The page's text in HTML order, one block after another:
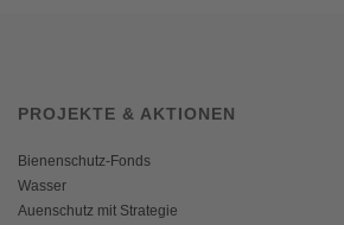
PROJEKTE & AKTIONEN
Bienenschutz-Fonds
Wasser
Auenschutz mit Strategie